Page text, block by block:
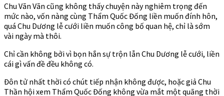
xử
–
Ch
373
375
Chu Vãn Vãn cũng không thấy chuyện này nghiêm trọng đến
mức nào, vốn nàng cùng Thẩm Quốc Đống liền muốn đính hôn,
quá Chu Dương lễ cưới liền muốn công bố quan hệ, chỉ là sớm
vài ngày mà thôi.
Chỉ cần không bởi vì bọn hắn sự trộn lẫn Chu Dương lễ cưới, liền
cái gì vấn đề đều không có.
Đôn tử nhất thời có chút tiếp nhận không được, hoặc giả Chu
Thần hội xem Thẩm Quốc Đống không vừa mắt một quãng thời